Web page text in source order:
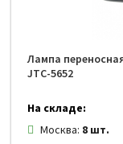
Лампа
JTC-5652
На складе:
Москва: 8 шт.